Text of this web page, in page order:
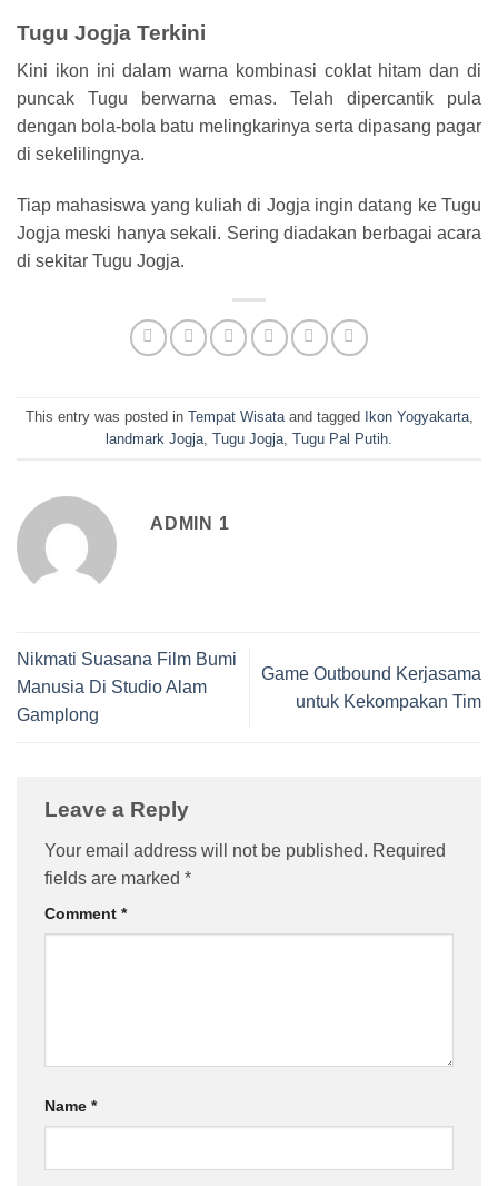
Tugu Jogja Terkini
Kini ikon ini dalam warna kombinasi coklat hitam dan di
puncak Tugu berwarna emas. Telah dipercantik pula
dengan bola-bola batu melingkarinya serta dipasang pagar
di sekelilingnya.
Tiap mahasiswa yang kuliah di Jogja ingin datang ke Tugu
Jogja meski hanya sekali. Sering diadakan berbagai acara
di sekitar Tugu Jogja.
This entry was posted in Tempat Wisataand tagged Ikon Yogyakarta,
landmark Jogja Tugu Jogja Tugu Pal Putih
ADMIN 1
Nikmati Suasana Film Bumi
Manusia Di Studio Alam
Gamplong
Game Outbound Kerjasama
untuk Kekompakan Tim
Leave a Reply
Your email address will not be published. Required
fields are marked *
Comment *
Name *